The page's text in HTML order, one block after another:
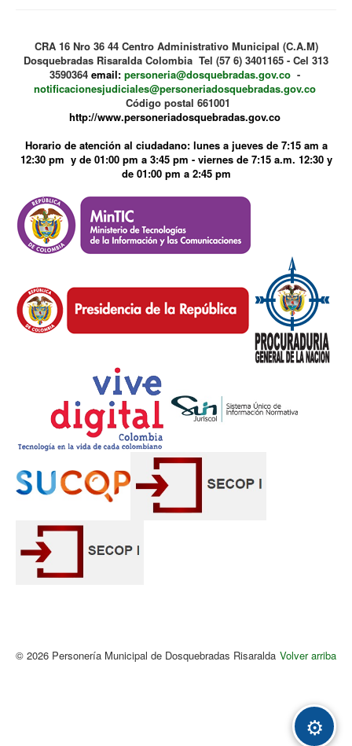
CRA 16 Nro 36 44 Centro Administrativo Municipal (C.A.M)
Dosquebradas Risaralda Colombia Tel (57 6) 3401165 - Cel 313
3590364 email: personeria@dosquebradas.gov.co-
notificacionesjudiciales@personeriadosquebradas.gov.co
Código postal 661001
http://www.personeriadosquebradas.gov.co
Horario de atención al ciudadano: lunes a jueves de 7:15 am a
12:30 pm y de 01:00 pm a 3:45 pm - viernes de 7:15 a.m. 12:30 y
de 01:00 pm a 2:45 pm
⚙
Volver arriba
© 2026 Personería Municipal de Dosquebradas Risaralda